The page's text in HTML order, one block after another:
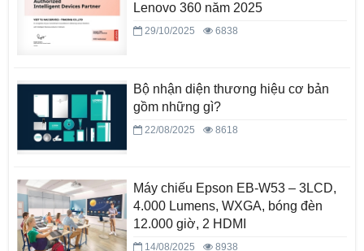
Lenovo 360 năm 2025
29/10/2025 6838
Bộ nhận diện thương hiệu cơ bản
gồm những gì?
22/08/2025 8618
Máy chiếu Epson EB-W53 – 3LCD,
4.000 Lumens, WXGA, bóng đèn
12.000 giờ, 2 HDMI
14/08/2025 8938